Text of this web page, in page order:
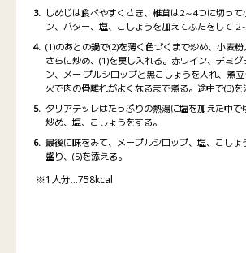
しめじは食べやすくさき、椎茸は2～4つに切っ
ン、バター、塩、こしょうを加えてふたをして 2
(1)のあとの鍋で(2)を薄く色づくまで炒め、小麦
さらに炒め、(1)を戻し入れる。赤ワイン、デミ
ン、メー プルシロップと黒こしょうを入れ、煮
火で肉の骨離れがよくなるまで煮る。途中で(3)を
タリアテッレはたっぷりの熱湯に塩を加えた中で
炒め、塩、こしょうをする。
最後に味をみて、メープルシロップ、塩、こしょ
盛り、(5)を添える。
※1人分…758kcal